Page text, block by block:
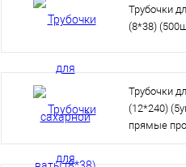
Трубочки
(8*38)
Трубочки
(12*240)
прямые